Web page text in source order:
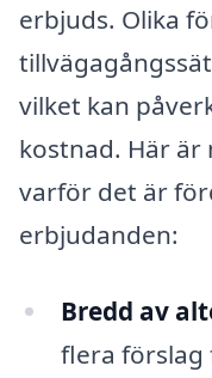
erbjuds. Olika
vilket kan
kostnad. Här
varför det är
erbjudanden:
Bredd av
flera förslag